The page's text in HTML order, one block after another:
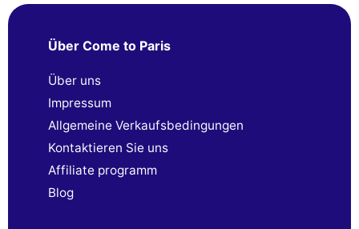
Über Come to Paris
Über uns
Impressum
Allgemeine Verkaufsbedingungen
Kontaktieren Sie uns
Affiliate programm
Blog